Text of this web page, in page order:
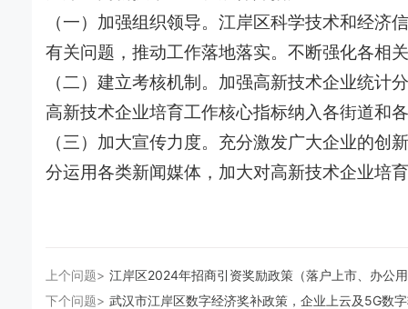
（一）加强组织领导。江岸区科学技术和经
有关问题，推动工作落地落实。不断强化各相
（二）建立考核机制。加强高新技术企业统
高新技术企业培育工作核心指标纳入各街道和
（三）加大宣传力度。充分激发广大企业的
分运用各类新闻媒体，加大对高新技术企业培
上个问题> 江岸区2024年招商引资奖励政策（落户上市、办公
下个问题> 武汉市江岸区数字经济奖补政策，企业上云及5G数